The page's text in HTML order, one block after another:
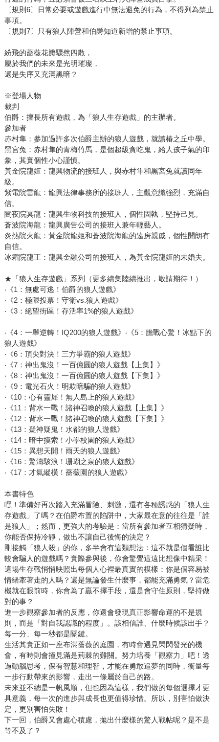
〔規則6〕日常必要或遊戲進行中無法避免的行為，不得列為禁止
事項。
〔規則7〕只有狼人陣營和伯爵知道新增的禁止事項。
紛飛的薔薇花瓣驟然四散，
屬於我們的未來是光明璀璨，
還是失序又充滿黑暗？
※登場人物
裁判
伯爵：擅長所有遊戲，為「狼人生存遊戲」的主辦者。
參加者
赤村隼：參加過許多次伯爵主辦的狼人遊戲，就讀椿之丘中學。
黑宮兔：赤村隼的青梅竹馬，是個超級貪吃鬼，給人孩子氣的印
象，其實個性小心謹慎。
黃金院龍姬：龍興物流的接班人，與赤村隼和黑宮兔就讀同年
級。
紫電院雷龍：龍興法律事務所的接班人，主觀意識強烈，充滿自
信。
闇夜院冥龍：龍興生物科技的接班人，個性固執，堅持己見。
蒼波院海龍：龍興廣告公司的接班人兼年輕藝人。
炎熱院火龍：黃金院龍姬和蒼波院海龍的遠房親戚，個性開朗有
自信。
冰霜院龍王：龍興金融公司的接班人，為黃金院龍姬的未婚夫。
★「狼人生存遊戲」系列（更多續集陸續推出，敬請期待！）
‧《1：無處可逃！伯爵的狼人遊戲》
‧《2：極限投票！守衛vs.狼人遊戲》
‧《3：絕望街區！存活率1%的狼人遊戲》
‧《4：一舉逆轉！IQ200的狼人遊戲》‧《5：膽戰心驚！冰點下的
狼人遊戲》
‧《6：頂尖對決！三方爭霸的狼人遊戲》
‧《7：神出鬼沒！一百億圓的狼人遊戲【上集】》
‧《8：神出鬼沒！一百億圓的狼人遊戲【下集】》
‧《9：電光石火！明欺暗騙的狼人遊戲》
‧《10：心有靈犀！無人島上的狼人遊戲》
‧《11：背水一戰！諸神召喚的狼人遊戲【上集】》
‧《12：背水一戰！諸神召喚的狼人遊戲【下集】》
‧《13：疑神疑鬼！水都的狼人遊戲》
‧《14：暗中摸索！小學校園的狼人遊戲》
‧《15：異想天開！雨天的狼人遊戲》
‧《16：驚濤駭浪！珊瑚之泉的狼人遊戲》
‧《17：才氣縱橫！薔薇園的狼人遊戲》
本書特色
嘿！準備好再次踏入充滿冒險、刺激，還有各種誘惑的「狼人生
存遊戲」了嗎？在伯爵布置的陷阱中，大家最在意的往往是「誰
是狼人」；然而，更強大的考驗是：當所有參加者互相猜疑時，
你能否保持冷靜，做出不讓自己後悔的決定？
剛接觸「狼人殺」的你，多半會有這類想法：這不就是個看誰比
較會騙人的遊戲嗎？實際參與後，你會驚覺這遠比想像中精采！
這場生存戰悄悄映照出每個人心裡最真實的模樣：你是個容易被
情緒牽著走的人嗎？還是無論發生什麼事，都能充滿勇氣？當危
機就在眼前時，你會為了贏不擇手段，還是會守住原則，堅持做
對的事？
進一步觀察參加者的反應，你還會發現真正影響命運的不是規
則，而是「對自我認識的程度」。該相信誰、什麼時候該出手？
每一分、每一秒都是關鍵。
生活其實正如一座布滿薔薇的庭園，有時會遇見閃閃發光的機
會，有時則會撞見滿是荊棘的難關。努力培養「觀察力」吧！透
過動腦思考，保有智慧和理智，才能在勇敢追夢的同時，衡量每
一步行動帶來的影響，走出一條屬於自己的路。
未來並不總是一帆風順，但也因為這樣，我們做的每個選擇才更
具意義，每一次的進步與成長也更值得珍惜。所以，別害怕做決
定，更別害怕失敗！
下一回，伯爵又會處心積慮，拋出什麼樣的驚人戰帖呢？是不是
等不及了？